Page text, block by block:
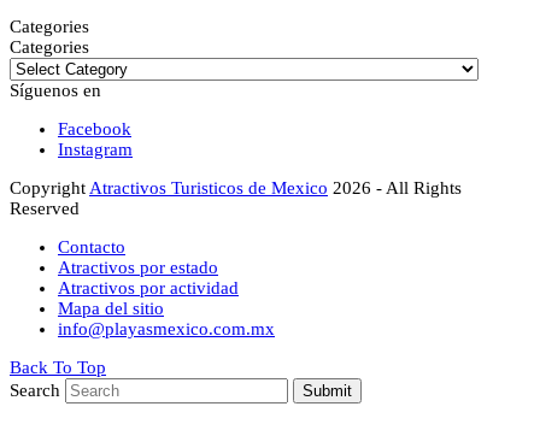
Categories
Categories
Síguenos en
Facebook
Instagram
CopyrightAtractivos Turisticos de Mexico 2026 - All Rights
Reserved
Contacto
Atractivos por estado
Atractivos por actividad
Mapa del sitio
info@playasmexico.com.mx
Back To Top
Search
Submit